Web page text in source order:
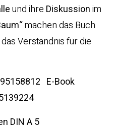
und ihre Diskussionim
machen das Buch
Verständnis für die
E-Book
DIN A 5